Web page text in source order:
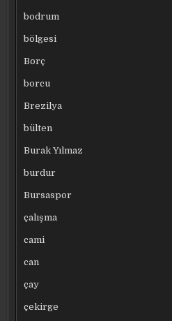
bodrum
bölgesi
Borç
borcu
Brezilya
bülten
Burak Yılmaz
burdur
Bursaspor
çalışma
cami
can
çay
çekirge